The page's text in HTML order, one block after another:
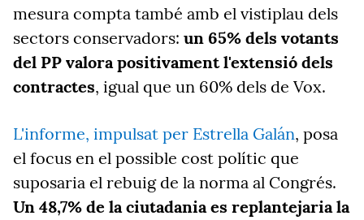
mesura compta també amb el vistiplau dels
sectors conservadors: un 65% dels votants
del PP valora positivament l'extensió dels
contractes, igual que un 60% dels de Vox.
L'informe, impulsat per Estrella Galán, posa
el focus en el possible cost polític que
suposaria el rebuig de la norma al Congrés.
Un 48,7% de la ciutadania es replantejaria la